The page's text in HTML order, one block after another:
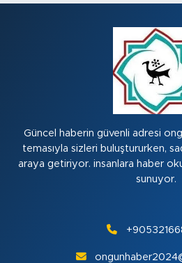
Güncel haberin güvenli adresi
temasıyla sizleri buluştururken,
araya getiriyor. insanlara haber
sunuyor.